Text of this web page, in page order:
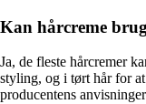
Kan hårcreme
Ja, de fleste hårcremer
styling, og i tørt hår for
producentens